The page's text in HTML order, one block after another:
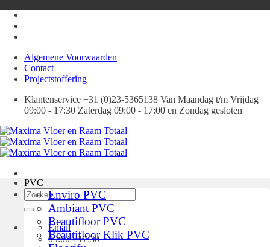
naar
inhoud
Algemene Voorwaarden
Contact
Projectstoffering
Klantenservice +31 (0)23-5365138 Van Maandag t/m Vrijdag
09:00 - 17:30 Zaterdag 09:00 - 17:00 en Zondag gesloten
Zoeken
naar:
Email
09:00 - 17:30
PVC
Enviro PVC
Ambiant PVC
Beautifloor PVC
Beautifloor Klik PVC